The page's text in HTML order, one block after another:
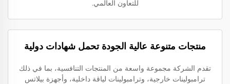
للتعاون العالمي.
منتجات متنوعة عالية الجودة تحمل شهادات دولية
تقدم الشركة مجموعة واسعة من المنتجات التنافسية، بما في ذلك
ترامبولينات خارجية، وترامبولينات لياقة داخلية، وأجهزة بيلاتس